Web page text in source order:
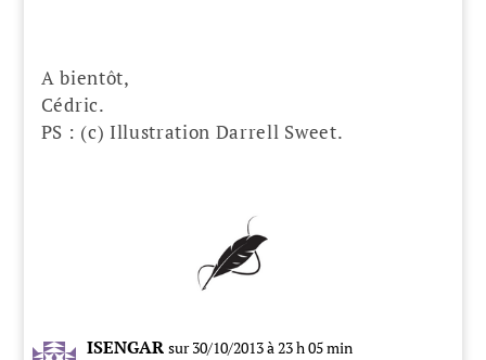
A bientôt,
Cédric.
PS : (c) Illustration Darrell Sweet.
ISENGAR sur 30/10/2013 à 23 h 05 min